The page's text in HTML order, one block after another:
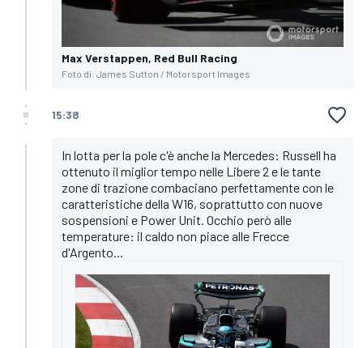
Max Verstappen, Red Bull Racing
Foto di: James Sutton / Motorsport Images
15:38
In lotta per la pole c'è anche la Mercedes: Russell ha
ottenuto il miglior tempo nelle Libere 2 e le tante
zone di trazione combaciano perfettamente con le
caratteristiche della W16, soprattutto con nuove
sospensioni e Power Unit. Occhio però alle
temperature: il caldo non piace alle Frecce
d'Argento...